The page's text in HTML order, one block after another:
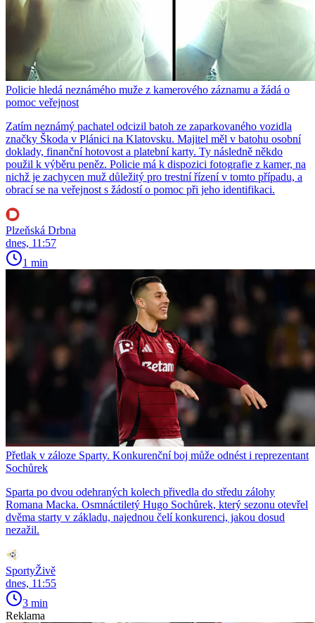
Policie hledá neznámého muže z kamerového záznamu a žádá o
pomoc veřejnost
Zatím neznámý pachatel odcizil batoh ze zaparkovaného vozidla
značky Škoda v Plánici na Klatovsku. Majitel měl v batohu osobní
doklady, finanční hotovost a platební karty. Ty následně někdo
použil k výběru peněz. Policie má k dispozici fotografie z kamer, na
nichž je zachycen muž důležitý pro trestní řízení v tomto případu, a
obrací se na veřejnost s žádostí o pomoc při jeho identifikaci.
Plzeňská Drbna
dnes, 11:57
1 min
Přetlak v záloze Sparty. Konkurenční boj může odnést i reprezentant
Sochůrek
Sparta po dvou odehraných kolech přivedla do středu zálohy
Romana Macka. Osmnáctiletý Hugo Sochůrek, který sezonu otevřel
dvěma starty v základu, najednou čelí konkurenci, jakou dosud
nezažil.
SportyŽivě
dnes, 11:55
3 min
Reklama